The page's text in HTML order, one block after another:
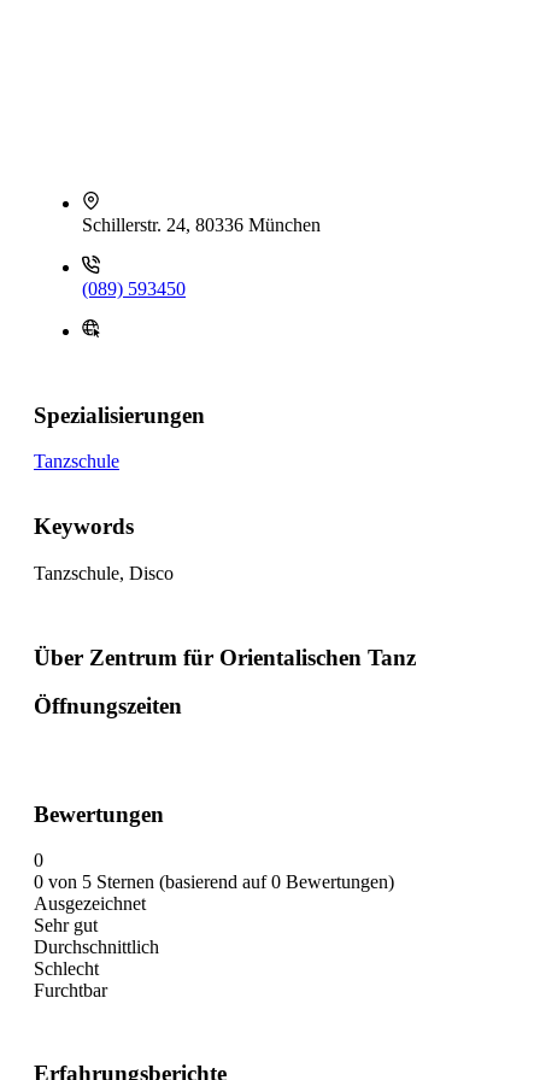
Schillerstr. 24, 80336 München
(089) 593450
Spezialisierungen
Tanzschule
Keywords
Tanzschule, Disco
Über Zentrum für Orientalischen Tanz
Öffnungszeiten
Bewertungen
0
0 von 5 Sternen (basierend auf 0 Bewertungen)
Ausgezeichnet
Sehr gut
Durchschnittlich
Schlecht
Furchtbar
Erfahrungsberichte